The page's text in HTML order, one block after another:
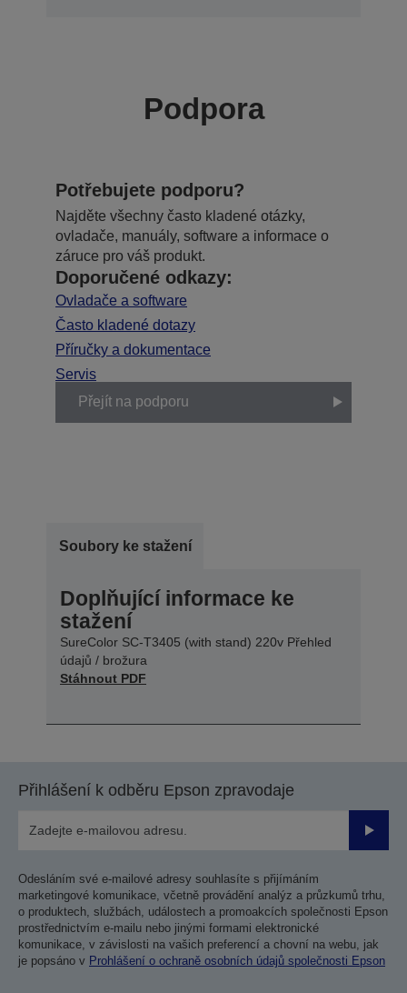
Podpora
Potřebujete podporu?
Najděte všechny často kladené otázky,
ovladače, manuály, software a informace o
záruce pro váš produkt.
Doporučené odkazy:
Ovladače a software
Často kladené dotazy
Příručky a dokumentace
Servis
Přejít na podporu
Soubory ke stažení
Doplňující informace ke
stažení
SureColor SC-T3405 (with stand) 220v Přehled
údajů / brožura
Stáhnout PDF
Přihlášení k odběru Epson zpravodaje
Odesláním své e-mailové adresy souhlasíte s přijímáním
marketingové komunikace, včetně provádění analýz a průzkumů trhu,
o produktech, službách, událostech a promoakcích společnosti Epson
prostřednictvím e-mailu nebo jinými formami elektronické
komunikace, v závislosti na vašich preferencí a chovní na webu, jak
je popsáno v Prohlášení o ochraně osobních údajů společnosti Epson